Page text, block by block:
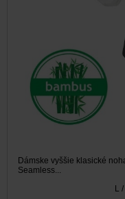
Dámske vyššie klasické
Seamless...
L